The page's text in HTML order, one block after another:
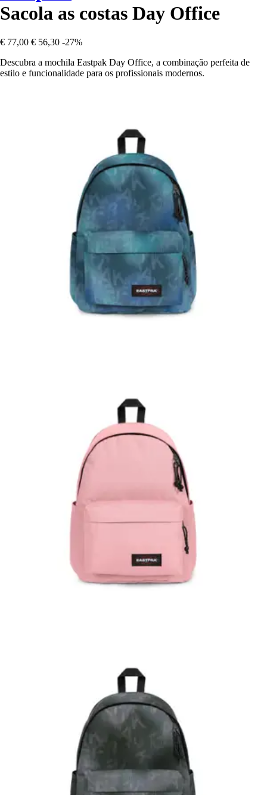
Sacola as costas Day Office
€ 77,00 € 56,30 -27%
Descubra a mochila Eastpak Day Office, a combinação perfeita de
estilo e funcionalidade para os profissionais modernos.